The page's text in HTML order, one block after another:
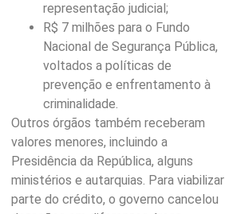
representação judicial;
R$ 7 milhões para o Fundo
Nacional de Segurança Pública,
voltados a políticas de
prevenção e enfrentamento à
criminalidade.
Outros órgãos também receberam
valores menores, incluindo a
Presidência da República, alguns
ministérios e autarquias. Para viabilizar
parte do crédito, o governo cancelou